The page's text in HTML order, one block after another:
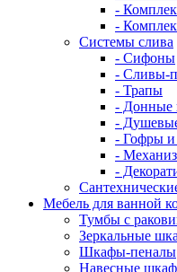
-
-
Системы слива
- Сифоны
- Сливы-
- Трапы
- Донные
-
- Гофры
-
-
Мебель для ванной
Тумбы с
Зеркальные
Шкафы-пеналы
Навесные